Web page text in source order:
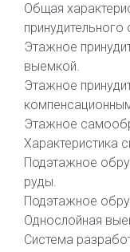
Общая
Этажное
выемкой.
Этажное
Этажное
Характеристика
Подэтажное
руды.
Подэтажное
Однослойная
Система